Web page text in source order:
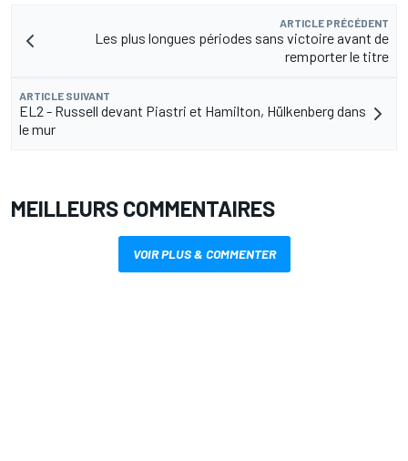
ARTICLE PRÉCÉDENT
Les plus longues périodes sans victoire avant de
remporter le titre
ARTICLE SUIVANT
EL2 - Russell devant Piastri et Hamilton, Hülkenberg dans
le mur
MEILLEURS COMMENTAIRES
VOIR PLUS & COMMENTER